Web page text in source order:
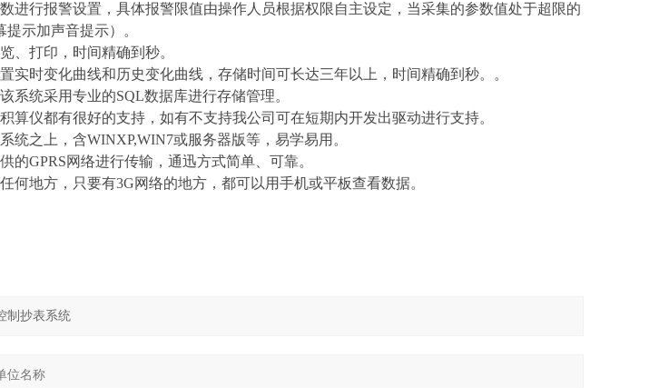
进行报警设置，具体报警限值由操作人员根据权限自主设定，当采集的参数值处于超限的
示加声音提示）。
、打印，时间精确到秒。
实时变化曲线和历史变化曲线，存储时间可长达三年以上，时间精确到秒。
。
系统采用专业的SQL数据库进行存储管理。
算仪都有很好的支持， 如有不支持我公司 可在短期内开发出驱动进行支持。
统之上，含WINXP,WIN7或服务器版等，易学易用。
的GPRS网络进行传输，通迅方式简单、可靠。
何地方，只要有3G网络的地方，都可以用手机或平板查看数据。